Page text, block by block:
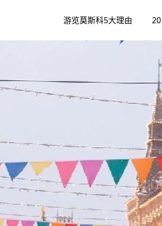
游览莫斯科5大理由